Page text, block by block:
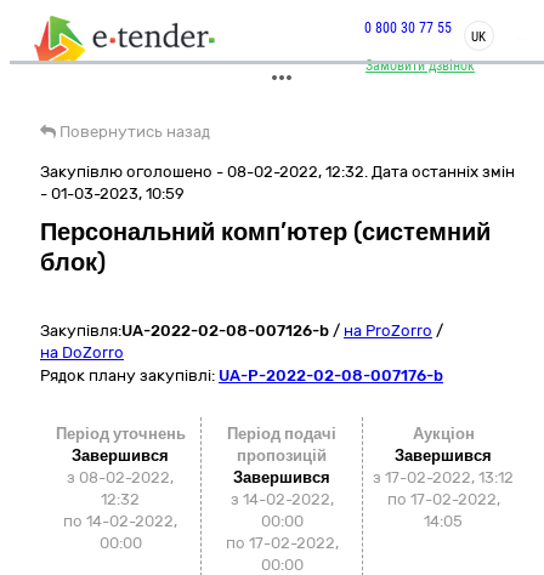
Замовити дзвінок
0 800 30 77 55
UK
Повернутись назад
Закупівлю оголошено - 08-02-2022, 12:32. Дата останніх змін
- 01-03-2023, 10:59
Персональний комп’ютер (системний
блок)
Закупівля:UA-2022-02-08-007126-b / на ProZorro /
на DoZorro
Рядок плану закупівлі: UA-P-2022-02-08-007176-b
Період уточнень
Завершився
з 08-02-2022,
12:32
по 14-02-2022,
00:00
Період подачі
пропозицій
Завершився
з 14-02-2022,
00:00
по 17-02-2022,
00:00
Аукціон
Завершився
з 17-02-2022, 13:12
по 17-02-2022,
14:05